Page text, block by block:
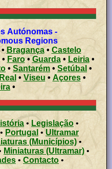
-
Regions
Bragança• Castelo
• Faro•Guarda• Leiria•
• Santarém • Setúbal •
• Viseu• Açores •
•
• Legislação •
• Portugal •Ultramar
(Municípios)•
Miniaturas (Ultramar)•
• Contacto •